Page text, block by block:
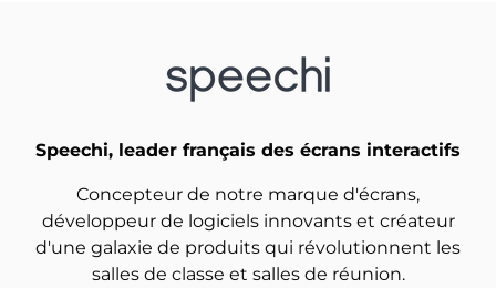
Speechi, leader français des écrans interactifs
Concepteur de notre marque d'écrans,
développeur de logiciels innovants et créateur
d'une galaxie de produits qui révolutionnent les
salles de classe et salles de réunion.